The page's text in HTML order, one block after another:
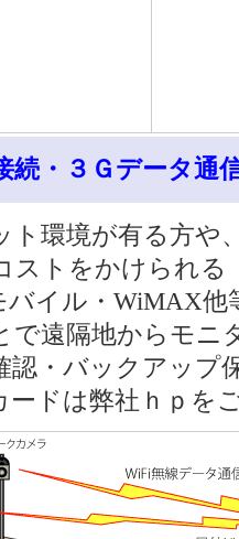
続・３Ｇデータ通
ト環境が有る方や
ストをかけられる
イル・WiMAX他
で遠隔地からモニ
認・バックアップ
ドは弊社ｈｐを